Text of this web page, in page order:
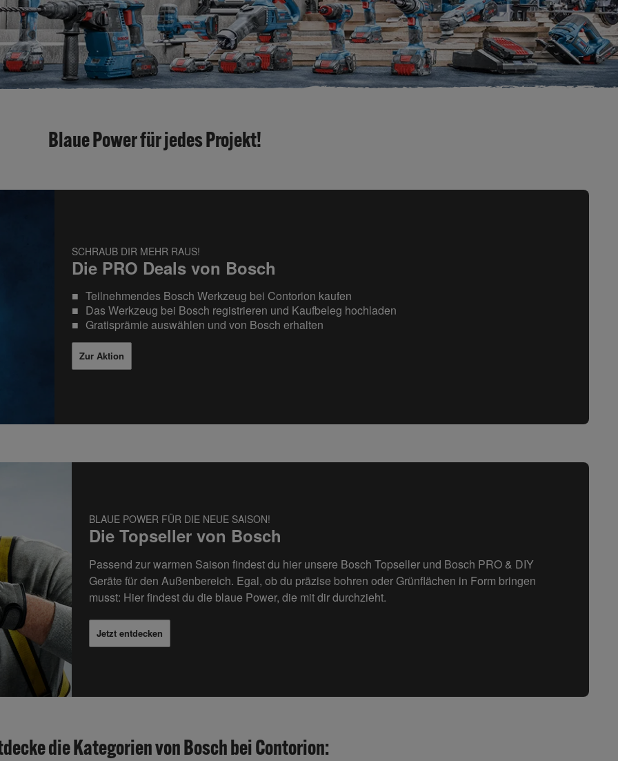
Blaue Power für jedes Projekt!
SCHRAUB DIR MEHR RAUS!
Die PRO Deals von Bosch
Teilnehmendes Bosch Werkzeug bei Contorion kaufen
Das Werkzeug bei Bosch registrieren und Kaufbeleg hochladen
Gratisprämie auswählen und von Bosch erhalten
Zur Aktion
BLAUE POWER FÜR DIE NEUE SAISON!
Die Topseller von Bosch
Passend zur warmen Saison findest du hier unsere Bosch Topseller und Bosch PRO & DIY
Geräte für den Außenbereich. Egal, ob du präzise bohren oder Grünflächen in Form bringen
musst: Hier findest du die blaue Power, die mit dir durchzieht.
Jetzt entdecken
die Kategorien von Bosch bei Contorion: